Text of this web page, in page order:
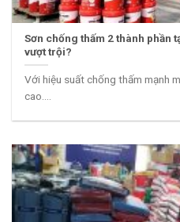
Sơn chống thấm 2 thành phần
vượt trội?
Với hiệu suất chống thấm mạnh
cao....